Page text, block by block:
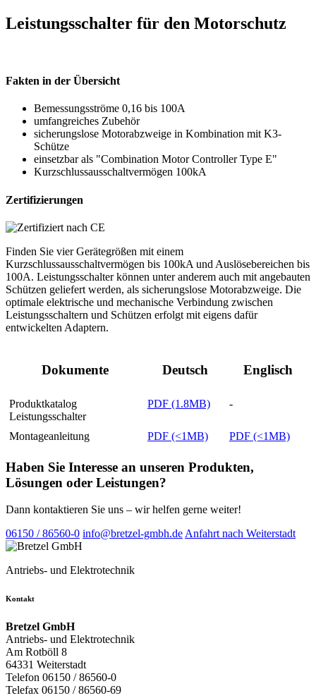
Leistungsschalter für den Motorschutz
Fakten in der Übersicht
Bemessungsströme 0,16 bis 100A
umfangreiches Zubehör
sicherungslose Motorabzweige in Kombination mit K3-
Schütze
einsetzbar als "Combination Motor Controller Type E"
Kurzschlussausschaltvermögen 100kA
Zertifizierungen
Finden Sie vier Gerätegrößen mit einem
Kurzschlussausschaltvermögen bis 100kA und Auslösebereichen bis
100A. Leistungsschalter können unter anderem auch mit angebauten
Schützen geliefert werden, als sicherungslose Motorabzweige. Die
optimale elektrische und mechanische Verbindung zwischen
Leistungsschaltern und Schützen erfolgt mit eigens dafür
entwickelten Adaptern.
Dokumente Deutsch Englisch
Produktkatalog
Leistungsschalter
PDF (1.8MB) -
Montageanleitung PDF (<1MB) PDF (<1MB)
Haben Sie Interesse an unseren Produkten,
Lösungen oder Leistungen?
Dann kontaktieren Sie uns – wir helfen gerne weiter!
06150 / 86560-0 info@bretzel-gmbh.de Anfahrt nach Weiterstadt
Antriebs- und Elektrotechnik
Kontakt
Bretzel GmbH
Antriebs- und Elektrotechnik
Am Rotböll 8
64331 Weiterstadt
Telefon 06150 / 86560-0
Telefax 06150 / 86560-69